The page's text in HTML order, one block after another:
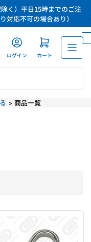
く）平日15時までのご注
応不可の場合あり）
ログイン カート
» 商品一覧